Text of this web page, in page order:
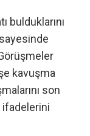
bulduklarını
kavuşma
son
ifadelerini